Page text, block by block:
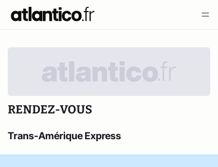
RENDEZ-VOUS
Trans-Amérique Express